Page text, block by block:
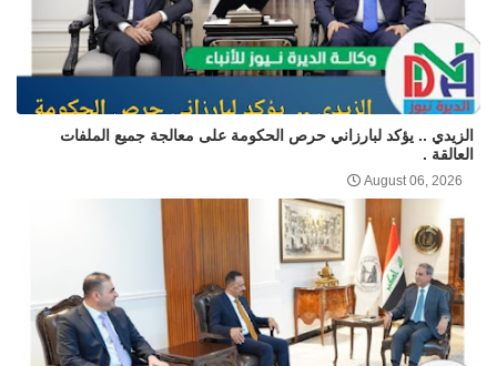
الزيدي .. يؤكد لبارزاني حرص الحكومة على معالجة جميع الملفات
العالقة .
August 06, 2026